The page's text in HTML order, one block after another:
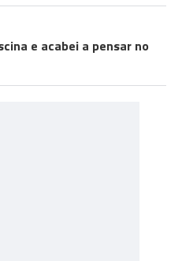
e acabei a pensar no